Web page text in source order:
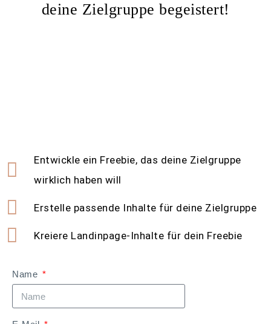
deine Zielgruppe begeistert!
Entwickle ein Freebie, das deine Zielgruppe
wirklich haben will
Erstelle passende Inhalte für deine Zielgruppe
Kreiere Landinpage-Inhalte für dein Freebie
Name